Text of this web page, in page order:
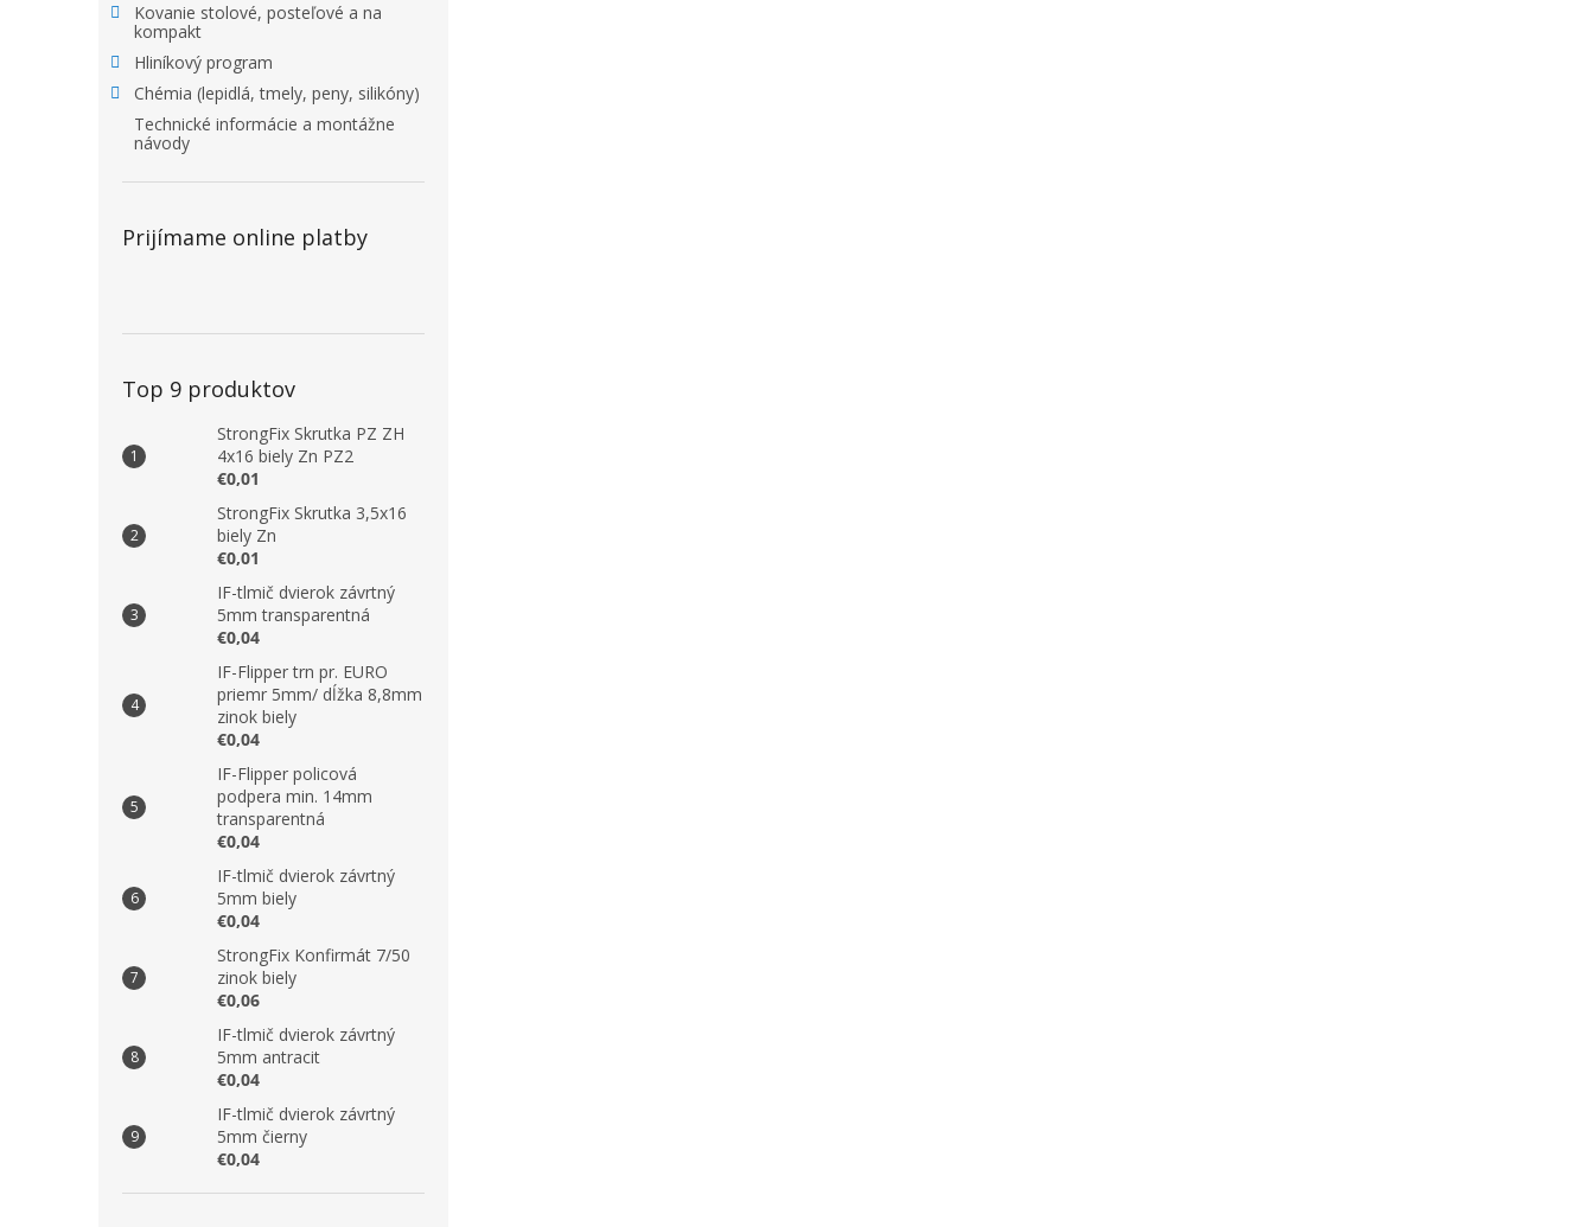
Kovanie stolové, posteľové a na
kompakt
Hliníkový program
Chémia (lepidlá, tmely, peny, silikóny)
Technické informácie a montážne
návody
Prijímame online platby
Top 9 produktov
StrongFix Skrutka PZ ZH
4x16 biely Zn PZ2
€0,01
StrongFix Skrutka 3,5x16
biely Zn
€0,01
IF-tlmič dvierok závrtný
5mm transparentná
€0,04
IF-Flipper trn pr. EURO
priemr 5mm/ dĺžka 8,8mm
zinok biely
€0,04
IF-Flipper policová
podpera min. 14mm
transparentná
€0,04
IF-tlmič dvierok závrtný
5mm biely
€0,04
StrongFix Konfirmát 7/50
zinok biely
€0,06
IF-tlmič dvierok závrtný
5mm antracit
€0,04
IF-tlmič dvierok závrtný
5mm čierny
€0,04